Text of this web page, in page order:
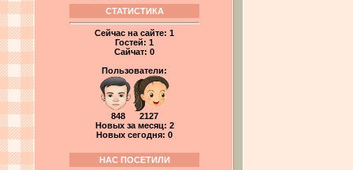
СТАТИСТИКА
Сейчас на сайте: 1
Гостей: 1
Сайчат: 0
Пользователи:
848 2127
Новых за месяц: 2
Новых сегодня: 0
НАС ПОСЕТИЛИ